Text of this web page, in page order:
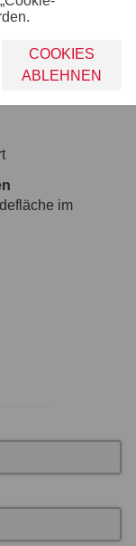
wasserfester
im
COOKIES
ABLEHNEN